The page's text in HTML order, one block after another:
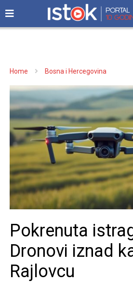
Home Bosna i Hercegovina
Pokrenuta
Dronovi iznad
Rajlovcu